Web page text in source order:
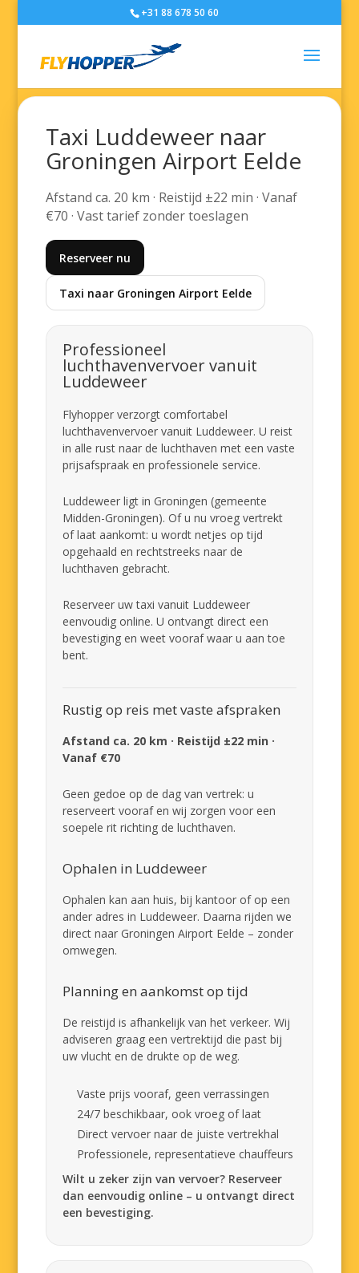
+31 88 678 50 60
Taxi Luddeweer naar
Groningen Airport Eelde
Afstand ca. 20 km · Reistijd ±22 min · Vanaf
€70 · Vast tarief zonder toeslagen
Reserveer nu
Taxi naar Groningen Airport Eelde
Professioneel
luchthavenvervoer vanuit
Luddeweer
Flyhopper verzorgt comfortabel
luchthavenvervoer vanuit Luddeweer. U reist
in alle rust naar de luchthaven met een vaste
prijsafspraak en professionele service.
Luddeweer ligt in Groningen (gemeente
Midden-Groningen). Of u nu vroeg vertrekt
of laat aankomt: u wordt netjes op tijd
opgehaald en rechtstreeks naar de
luchthaven gebracht.
Reserveer uw taxi vanuit Luddeweer
eenvoudig online. U ontvangt direct een
bevestiging en weet vooraf waar u aan toe
bent.
Rustig op reis met vaste afspraken
Afstand ca. 20 km · Reistijd ±22 min ·
Vanaf €70
Geen gedoe op de dag van vertrek: u
reserveert vooraf en wij zorgen voor een
soepele rit richting de luchthaven.
Ophalen in Luddeweer
Ophalen kan aan huis, bij kantoor of op een
ander adres in Luddeweer. Daarna rijden we
direct naar Groningen Airport Eelde – zonder
omwegen.
Planning en aankomst op tijd
De reistijd is afhankelijk van het verkeer. Wij
adviseren graag een vertrektijd die past bij
uw vlucht en de drukte op de weg.
Vaste prijs vooraf, geen verrassingen
24/7 beschikbaar, ook vroeg of laat
Direct vervoer naar de juiste vertrekhal
Professionele, representatieve chauffeurs
Wilt u zeker zijn van vervoer? Reserveer
dan eenvoudig online – u ontvangt direct
een bevestiging.